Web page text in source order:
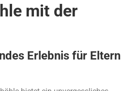
mit der
Erlebnis für Eltern